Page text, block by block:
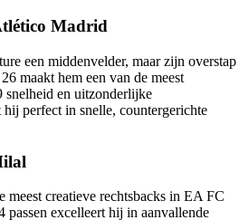
Madrid
een middenvelder, maar zijn overstap
maakt hem een van de meest
snelheid en uitzonderlijke
perfect in snelle, countergerichte
meest creatieve rechtsbacks in EA FC
passen excelleert hij in aanvallende